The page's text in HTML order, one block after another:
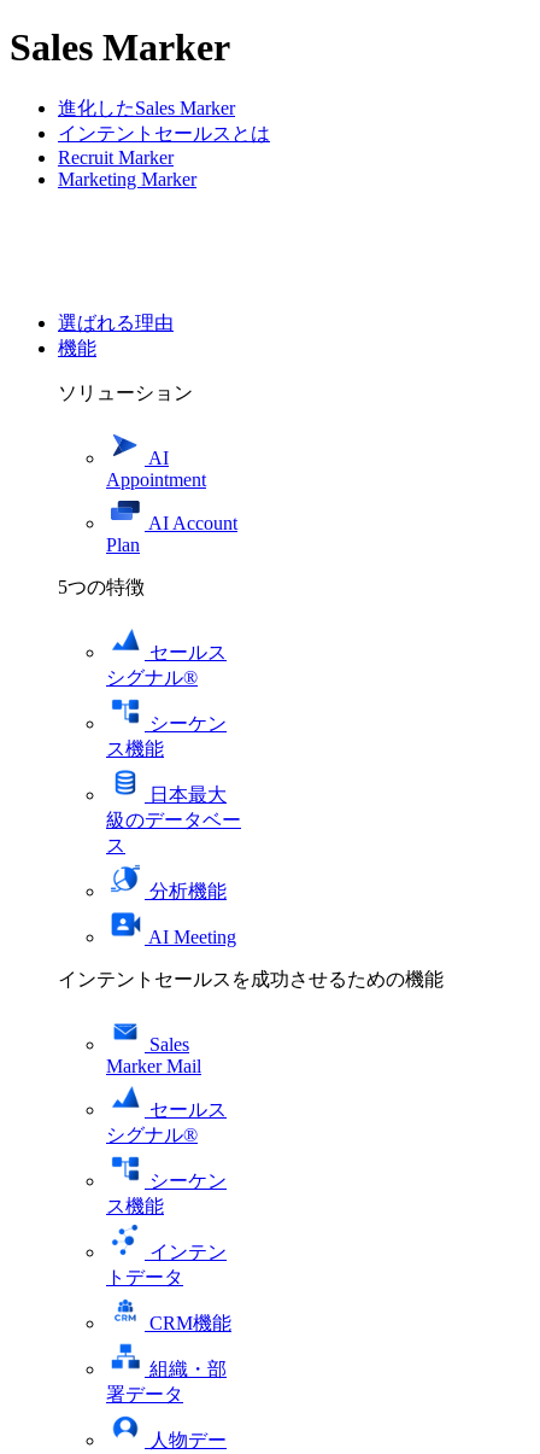
Sales Marker
進化したSales Marker
インテントセールスとは
Recruit Marker
Marketing Marker
選ばれる理由
機能
ソリューション
AI
Appointment
AI Account
Plan
5つの特徴
セールス
シグナル®
シーケン
ス機能
日本最大
級のデータベー
ス
分析機能
AI Meeting
インテントセールスを成功させるための機能
Sales
Marker Mail
セールス
シグナル®
シーケン
ス機能
インテン
トデータ
CRM機能
組織・部
署データ
人物デー